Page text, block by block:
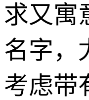
求又寓
名字，
考虑带